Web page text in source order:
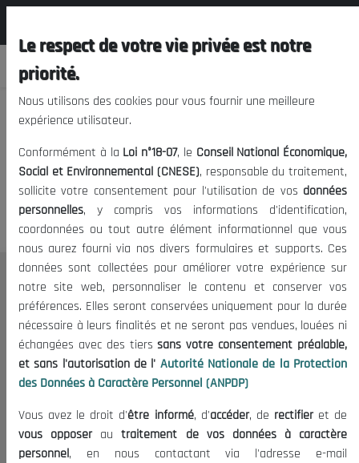
Nous vous prions de nous
excuser, mais l'accès à ce
contenu est restreint.
Le CNESE
A Propos
Le président
Organisation
Publications
Informations utiles
Appels d'offres et Consultations
Le respect de votre vie privée est notre
priorité.
Nous utilisons des cookies pour vous fournir une meilleure
expérience utilisateur.
Conformément à la Loi n°18-07, le Conseil National Économique,
Social et Environnemental (CNESE), responsable du traitement,
sollicite votre consentement pour l'utilisation de vos données
personnelles, y compris vos informations d'identification,
coordonnées ou tout autre élément informationnel que vous
nous aurez fourni via nos divers formulaires et supports. Ces
données sont collectées pour améliorer votre expérience sur
notre site web, personnaliser le contenu et conserver vos
préférences. Elles seront conservées uniquement pour la durée
nécessaire à leurs finalités et ne seront pas vendues, louées ni
échangées avec des tierssans votre consentement préalable,
et sans l'autorisation de l' Autorité Nationale de la Protection
des Données à Caractère Personnel (ANPDP)
Vous avez le droit d'être informé, d'accéder, de rectifieret de
vous opposerautraitement de vos données à caractère
personnel, en nous contactant via l'adresse e-mail